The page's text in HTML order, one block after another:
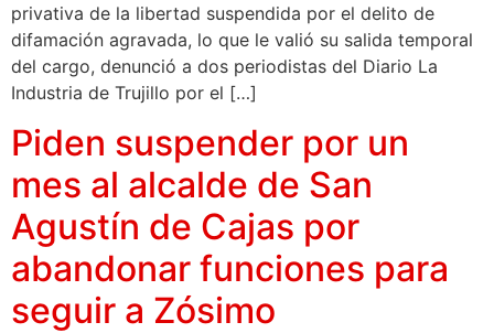
privativa de la libertad suspendida por el delito de
difamación agravada, lo que le valió su salida temporal
del cargo, denunció a dos periodistas del Diario La
Industria de Trujillo por el […]
Piden suspender por un
mes al alcalde de San
Agustín de Cajas por
abandonar funciones para
seguir a Zósimo